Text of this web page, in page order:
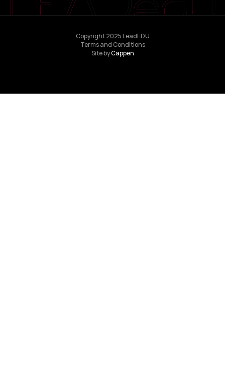
Copyright 2025 LeadEDU
Terms and Conditions
Site byCappen